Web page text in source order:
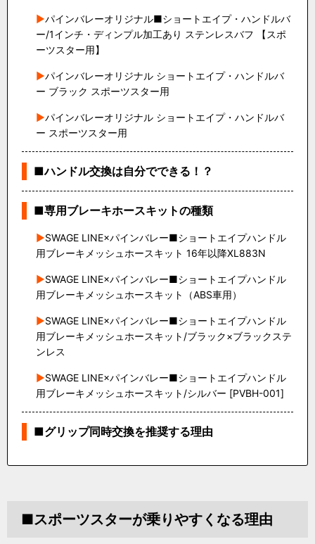
パインバレーオリジナル■ショートエイプ・ハンドルバ
ー/1インチ・ディンプル加工あり ステンレスバフ 【スポ
ーツスター用】
パインバレーオリジナル ショートエイプ・ハンドルバ
ー ブラック スポーツスター用
パインバレーオリジナル ショートエイプ・ハンドルバ
ー スポーツスター用
■ハンドル交換は自分でできる！？
■専用ブレーキホースキットの種類
SWAGE LINE×パインバレー■ショートエイプハンドル
用ブレーキメッシュホースキット 16年以降XL883N
SWAGE LINE×パインバレー■ショートエイプハンドル
用ブレーキメッシュホースキット（ABS車用）
SWAGE LINE×パインバレー■ショートエイプハンドル
用ブレーキメッシュホースキット/ブラック×ブラックステ
ンレス
SWAGE LINE×パインバレー■ショートエイプハンドル
用ブレーキメッシュホースキット/シルバー [PVBH-001]
■グリップ同時交換を推奨する理由
■スポーツスターが乗りやすくなる理由